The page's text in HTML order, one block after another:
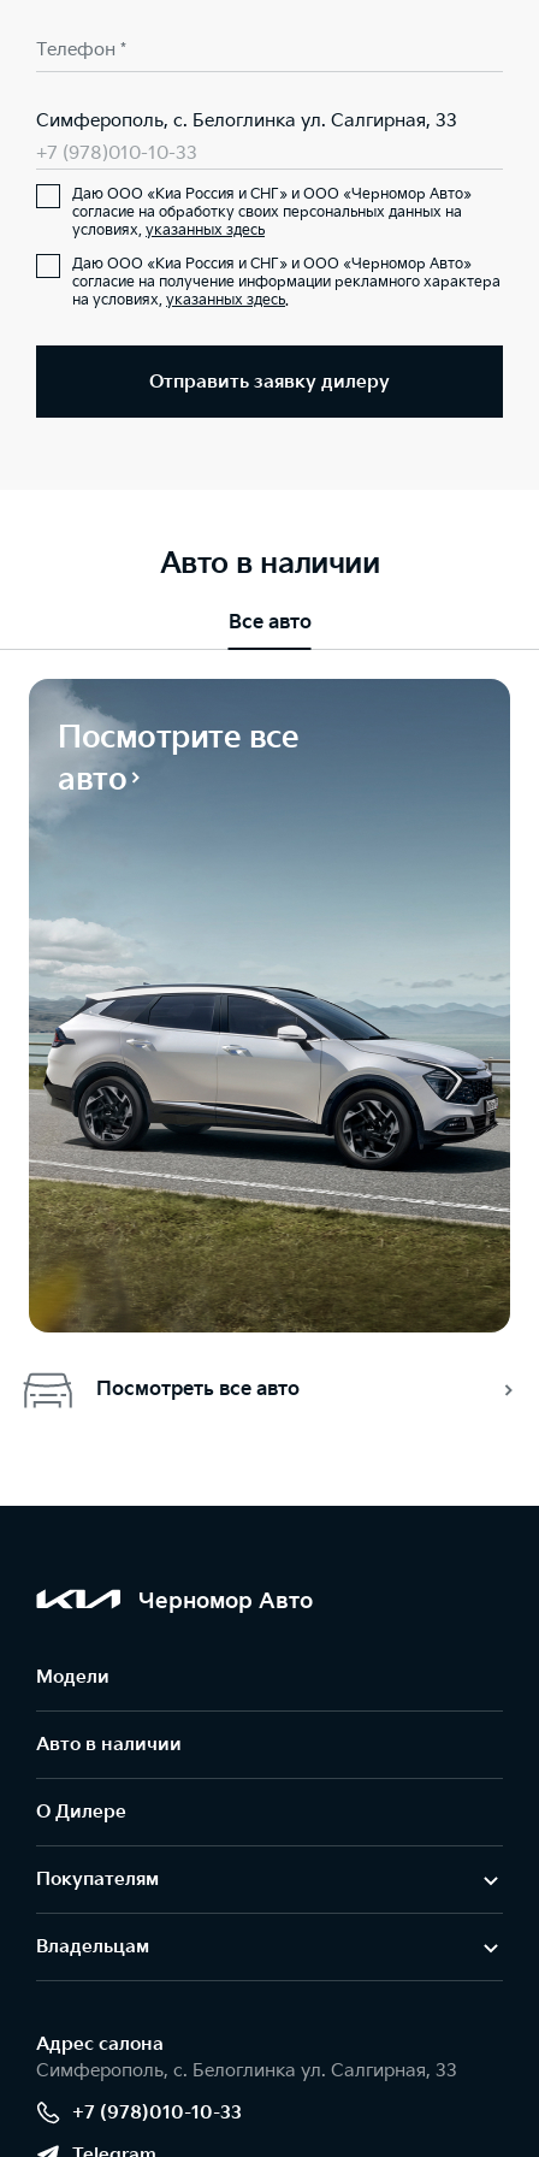
Телефон *
Симферополь, с. Белоглинка ул. Салгирная, 33
+7 (978)010-10-33
Даю ООО «Киа Россия и СНГ» и ООО «Черномор Авто»
согласие на обработку своих персональных данных на
условиях, указанных здесь
Даю ООО «Киа Россия и СНГ» и ООО «Черномор Авто»
согласие на получение информации рекламного характера
на условиях, указанных здесь.
Отправить заявку дилеру
Авто в наличии
Все авто
Посмотрите все
авто
Посмотреть все авто
Черномор Авто
Модели
Авто в наличии
О Дилере
Покупателям
Владельцам
Адрес салонa
Симферополь, с. Белоглинка ул. Салгирная, 33
+7 (978)010-10-33